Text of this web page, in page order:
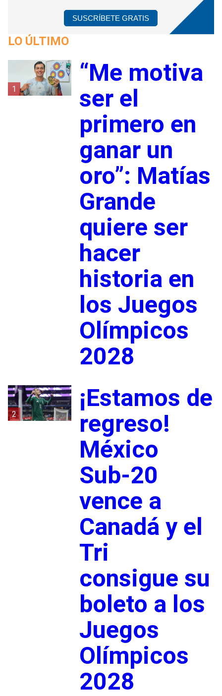
SUSCRÍBETE GRATIS
LO ÚLTIMO
1
“Me motiva
ser el
primero en
ganar un
oro”: Matías
Grande
quiere ser
hacer
historia en
los Juegos
Olímpicos
2028
2
¡Estamos de
regreso!
México
Sub-20
vence a
Canadá y el
Tri
consigue su
boleto a los
Juegos
Olímpicos
2028